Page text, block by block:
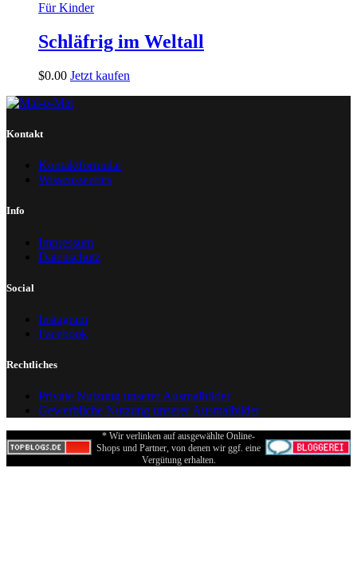
Für Kinder
Schläfrig im Weltall
$0.00 Jetzt kaufen
Kontakt
Kontaktformular
Wissenswertes
Info
Impressum
Datenschutz
Social
Instagram
Facebook
Rechtliches
Private Nutzung unserer Ausmalbilder
Gewerbliche Nutzung unserer Ausmalbilder
* Wir verlinken auf ausgewählte Online-
Shops und Partner, von denen wir ggf. eine
Vergütung erhalten.